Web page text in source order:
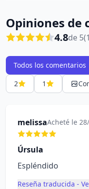
Opiniones de
4.8de 5
Todos los comentarios
2 1
melissaAcheté le
Úrsula
Espléndido
Reseña traducida -